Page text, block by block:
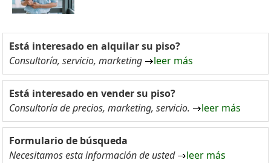
Está interesado en alquilar su piso?
Consultoría, servicio, marketing
leer más
Está interesado en vender su piso?
Consultoría de precios, marketing, servicio.
leer más
Formulario de búsqueda
Necesitamos esta información de usted
leer más